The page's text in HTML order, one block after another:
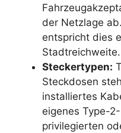
der Netzlage
entspricht dies
Stadtreichweite.
Steckertypen:
Steckdosen
installiertes
eigenes Type-
privilegierten